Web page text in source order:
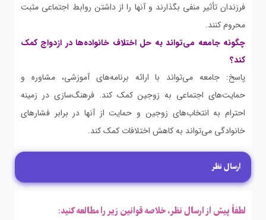
فرزندان تأثیر منفی بگذارند و آنها را از داشتن روابط اجتماعی مثبت
محروم کنند.
چگونه جامعه می‌تواند به حل اختلاف خانواده‌ها در ازدواج کمک
کند؟
پاسخ: جامعه می‌تواند با ارائه برنامه‌های آموزشی، مشاوره و
حمایت‌های اجتماعی به زوجین کمک کند. فرهنگ‌سازی در زمینه
احترام به انتخاب‌های زوجین و حمایت از آنها در برابر فشارهای
خانوادگی می‌تواند به کاهش اختلافات کمک کند.
ارسال نظر
لطفاً پیش از ارسال نظر، خلاصه قوانین زیر را مطالعه کنید: